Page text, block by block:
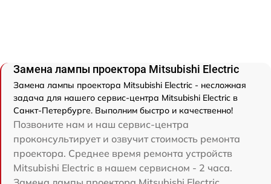
Замена лампы проектора Mitsubishi Electric
Замена лампы проектора Mitsubishi Electric - несложная
задача для нашего сервис-центра Mitsubishi Electric в
Санкт-Петербурге. Выполним быстро и качественно!
Позвоните нам и наш сервис-центра
проконсультирует и озвучит стоимость ремонта
проектора. Среднее время ремонта устройств
Mitsubishi Electric в нашем сервисном - 2 часа.